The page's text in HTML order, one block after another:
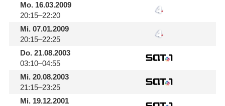
Mo.16.03.2009
20:15–22:20
Mi.07.01.2009
20:15–22:25
Do.21.08.2003
03:10–04:55
Mi.20.08.2003
21:15–23:25
Mi.19.12.2001